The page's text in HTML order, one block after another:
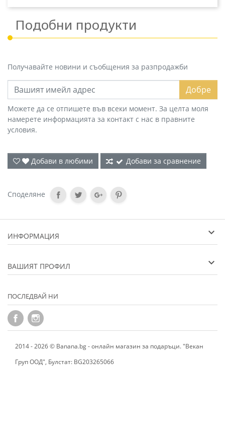
Подобни продукти
Получавайте новини и съобщения за разпродажби
Добре
Можете да се отпишете във всеки момент. За целта моля
намерете информацията за контакт с нас в правните
условия.
Добави в любими Добави за сравнение
Споделяне
ИНФОРМАЦИЯ
ВАШИЯТ ПРОФИЛ
ПОСЛЕДВАЙ НИ
2014 - 2026 © Banana.bg - онлайн магазин за подаръци. "Векан
Груп ООД", Булстат: BG203265066